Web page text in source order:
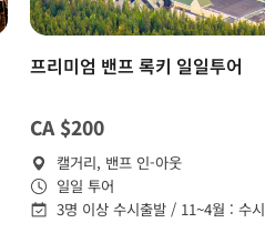
프리미엄 밴프 록키 일일투어
CA $200
캘거리, 밴프 인-아웃
일일 투어
3명 이상 수시출발 / 11~4월 : 수